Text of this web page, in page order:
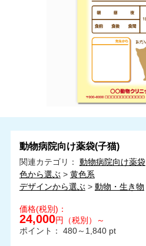
動物病院向け薬袋(子猫)
関連カテゴリ：
動物病院向け薬袋
色から選ぶ > 黄色系
デザインから選ぶ > 動物・生き物
価格(税別)：
24,000円（税別）～
ポイント：
480～1,840 pt